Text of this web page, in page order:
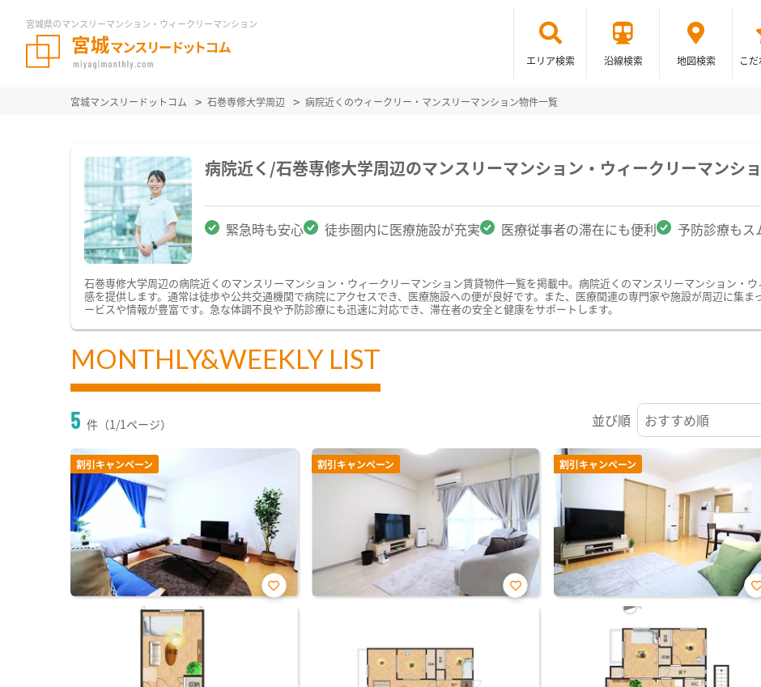
宮城県のマンスリーマンション・ウィークリーマンション
エリア検索 沿線検索 地図検索 こ
宮城マンスリードットコム 石巻専修大学周辺 病院近くのウィークリー・マンスリーマンション物件一覧
病院近く/石巻専修大学周辺のマンスリーマンション・ウィークリーマンシ
緊急時も安心 徒歩圏内に医療施設が充実 医療従事者の滞在にも便利 予防診療もス
石巻専修大学周辺の病院近くのマンスリーマンション・ウィークリーマンション賃貸物件一覧を掲載中。病院近くのマンスリーマンション・
感を提供します。通常は徒歩や公共交通機関で病院にアクセスでき、医療施設への便が良好です。また、医療関連の専門家や施設が周辺に集ま
ービスや情報が豊富です。急な体調不良や予防診療にも迅速に対応でき、滞在者の安全と健康をサポートします。
MONTHLY&WEEKLY LIST
5 件（1/1ページ） 並び順
割引キャンペーン
お気
割引キャンペーン
お気
割引キャンペーン
お気